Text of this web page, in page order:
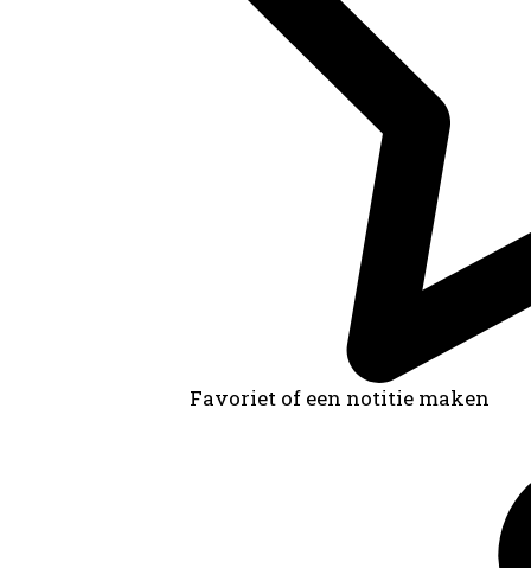
Favoriet of een notitie maken